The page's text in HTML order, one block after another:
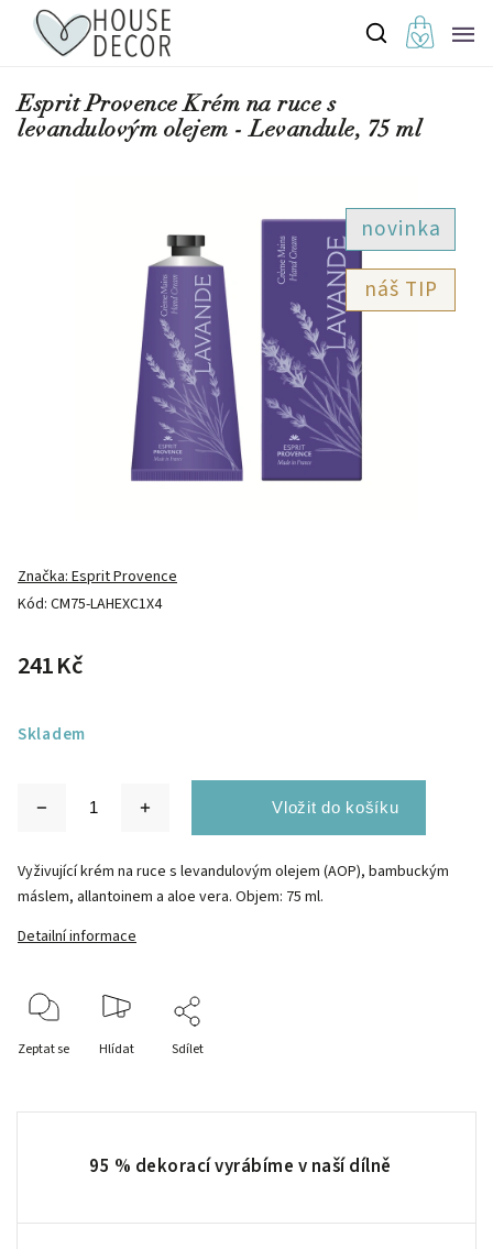
Esprit Provence Krém na ruce s
levandulovým olejem - Levandule, 75 ml
novinka
TIP
Kód: CM75-LAHEXC1X4
Značka:Esprit Provence
241 Kč
Skladem
Vyživující krém na ruce s levandulovým olejem (AOP), bambuckým
máslem, allantoinem a aloe vera. Objem: 75 ml.
Detailní informace
Zeptat se Hlídat Sdílet
95 % dekorací vyrábíme v naší dílně